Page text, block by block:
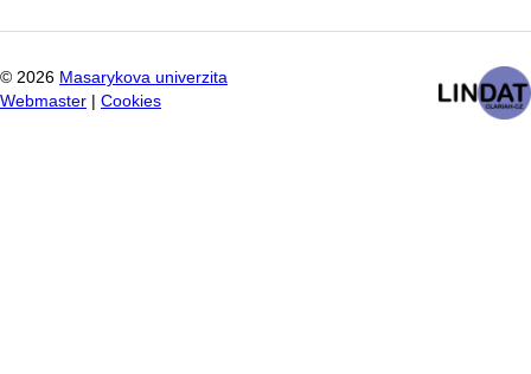
© 2026 Masarykova univerzita
Webmaster
Cookies